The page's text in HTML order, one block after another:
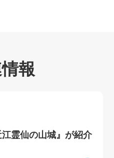
報
江霊仙の山城』が紹介